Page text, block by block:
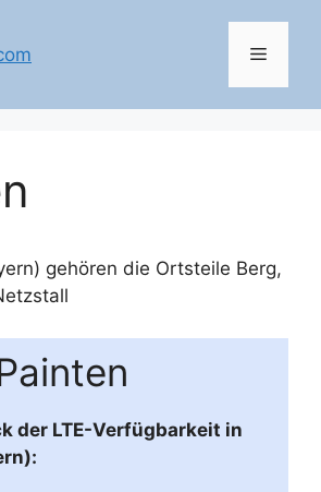
Menü
gehören die Ortsteile Berg,
der LTE-Verfügbarkeit in